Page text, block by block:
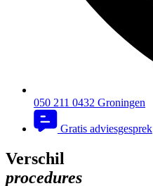
050 211 0432 Groningen
Gratis adviesgesprek
Verschil
procedures